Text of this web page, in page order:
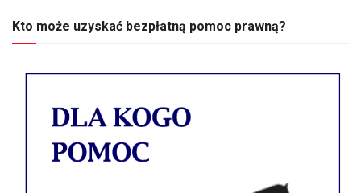
Kto może uzyskać bezpłatną pomoc prawną?